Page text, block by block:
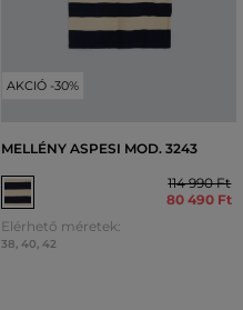
AKCIÓ -30%
MELLÉNY ASPESI MOD. 3243
114 990 Ft
80 490 Ft
Elérhető méretek:
38, 40, 42